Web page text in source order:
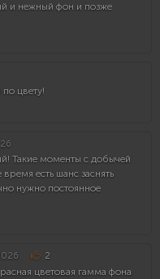
и нежный фон и позже
цвету!
Такие моменты с добычей
есть шанс заснять
нужно постоянное
2
цветовая гамма фона